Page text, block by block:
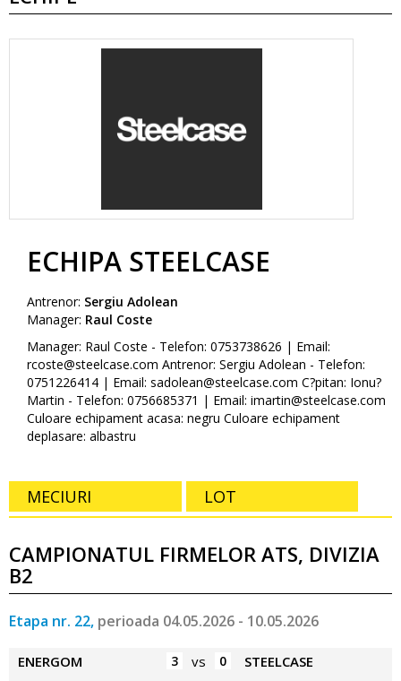
ECHIPA STEELCASE
Antrenor: Sergiu Adolean
Manager: Raul Coste
Manager: Raul Coste - Telefon: 0753738626 | Email:
rcoste@steelcase.com Antrenor: Sergiu Adolean - Telefon:
0751226414 | Email: sadolean@steelcase.com C?pitan: Ionu?
Martin - Telefon: 0756685371 | Email: imartin@steelcase.com
Culoare echipament acasa: negru Culoare echipament
deplasare: albastru
MECIURI LOT
CAMPIONATUL FIRMELOR ATS, DIVIZIA
B2
Etapa nr. 22, perioada 04.05.2026 - 10.05.2026
ENERGOM 3 vs 0 STEELCASE